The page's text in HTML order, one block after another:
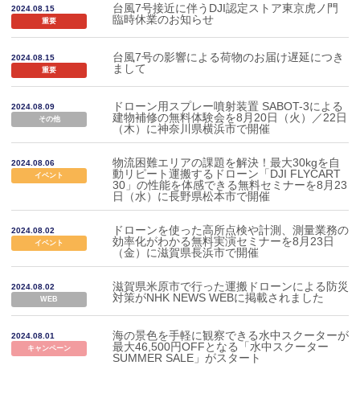
2024.08.15
重要
台風7号接近に伴うDJI認定ストア東京虎ノ門
臨時休業のお知らせ
2024.08.15
重要
台風7号の影響による荷物のお届け遅延につき
まして
2024.08.09
その他
ドローン用スプレー噴射装置 SABOT-3による
建物補修の無料体験会を8月20日（火）／22日
（木）に神奈川県横浜市で開催
2024.08.06
イベント
物流困難エリアの課題を解決！最大30kgを自
動リピート運搬するドローン「DJI FLYCART
30」の性能を体感できる無料セミナーを8月23
日（水）に長野県松本市で開催
2024.08.02
イベント
ドローンを使った高所点検や計測、測量業務の
効率化がわかる無料実演セミナーを8月23日
（金）に滋賀県長浜市で開催
2024.08.02
WEB
滋賀県米原市で行った運搬ドローンによる防災
対策がNHK NEWS WEBに掲載されました
2024.08.01
キャンペーン
海の景色を手軽に観察できる水中スクーターが
最大46,500円OFFとなる「水中スクーター
SUMMER SALE」がスタート